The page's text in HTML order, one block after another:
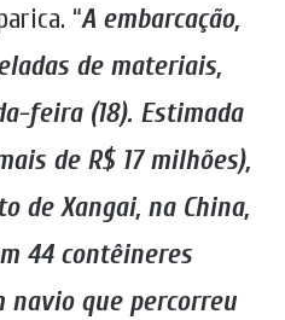
“A embarcação,
de materiais,
feira (18). Estimada
de R$ 17 milhões),
de Xangai, na China,
44 contêineres
navio que percorreu